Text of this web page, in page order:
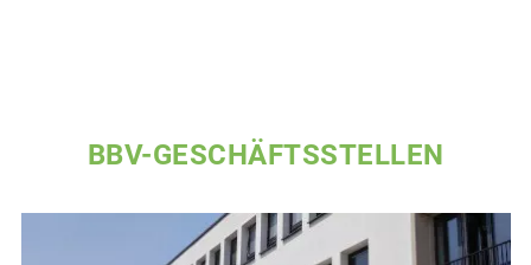
BBV-GESCHÄFTSSTELLEN